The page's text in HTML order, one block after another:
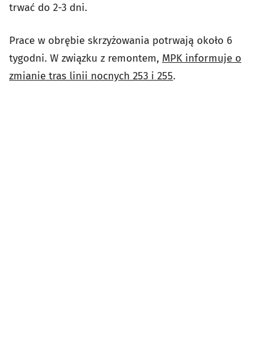
trwać do 2-3 dni.
Prace w obrębie skrzyżowania potrwają około 6
tygodni. W związku z remontem, MPK informuje o
zmianie tras linii nocnych 253 i 255.